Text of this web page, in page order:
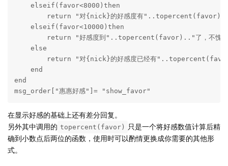
    elseif(favor<8000)then
    elseif(favor<10000)then
    else
    end
end
msg_order["惠惠好感"]= "show_favor"
在显示好感的基础上还有差分回复。
另外其中调用的 topercent(favor) 只是一个将好感数值计算后精
确到小数点后两位的函数，使用时可以酌情更换成你需要的其他形
式。